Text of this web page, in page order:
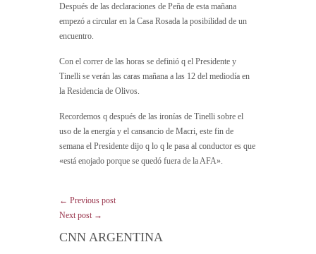
Después de las declaraciones de Peña de esta mañana
empezó a circular en la Casa Rosada la posibilidad de un
encuentro.
Con el correr de las horas se definió q el Presidente y
Tinelli se verán las caras mañana a las 12 del mediodía en
la Residencia de Olivos.
Recordemos q después de las ironías de Tinelli sobre el
uso de la energía y el cansancio de Macri, este fin de
semana el Presidente dijo q lo q le pasa al conductor es que
«está enojado porque se quedó fuera de la AFA».
← Previous post
Next post →
CNN ARGENTINA